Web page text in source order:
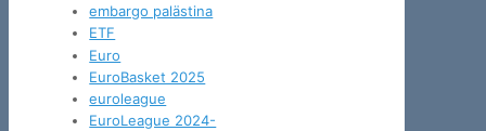
embargo palästina
ETF
Euro
EuroBasket 2025
euroleague
EuroLeague 2024-